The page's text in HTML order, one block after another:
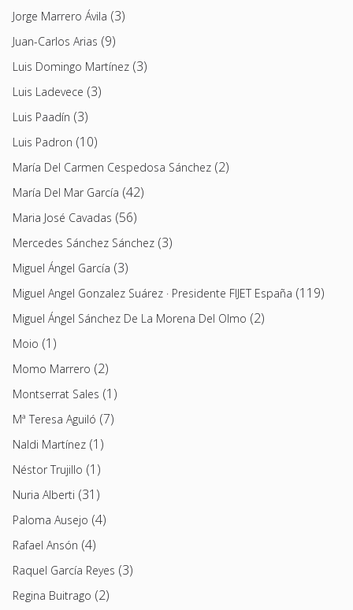
Jorge Marrero Ávila (3)
Juan-Carlos Arias (9)
Luis Domingo Martínez (3)
Luis Ladevece (3)
Luis Paadín (3)
Luis Padron (10)
María Del Carmen Cespedosa Sánchez (2)
María Del Mar García (42)
Maria José Cavadas (56)
Mercedes Sánchez Sánchez (3)
Miguel Ángel García (3)
Miguel Angel Gonzalez Suárez · Presidente FIJET España (119)
Miguel Ángel Sánchez De La Morena Del Olmo (2)
Moio (1)
Momo Marrero (2)
Montserrat Sales (1)
Mª Teresa Aguiló (7)
Naldi Martínez (1)
Néstor Trujillo (1)
Nuria Alberti (31)
Paloma Ausejo (4)
Rafael Ansón (4)
Raquel García Reyes (3)
Regina Buitrago (2)